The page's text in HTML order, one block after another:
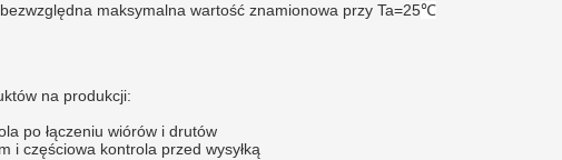
maksymalna wartość znamionowa przy Ta=25℃
na produkcji:
po łączeniu wiórów i drutów
i częściowa kontrola przed wysyłką